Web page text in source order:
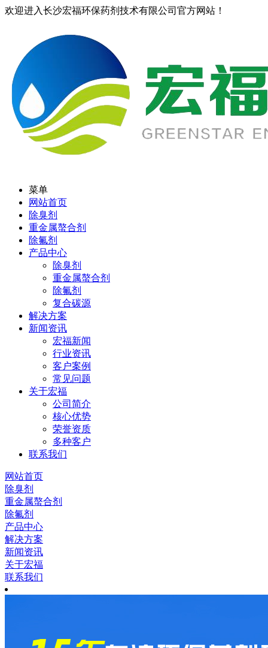
欢迎进入长沙宏福环保药剂技术有限公司官方网站！
菜单
网站首页
除臭剂
重金属螯合剂
除氟剂
产品中心
除臭剂
重金属螯合剂
除氟剂
复合碳源
解决方案
新闻资讯
宏福新闻
行业资讯
客户案例
常见问题
关于宏福
公司简介
核心优势
荣誉资质
多种客户
联系我们
网站首页
除臭剂
重金属螯合剂
除氟剂
产品中心
解决方案
新闻资讯
关于宏福
联系我们